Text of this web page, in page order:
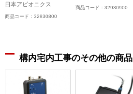
日本アビオニクス
商品コード：32930800
商品コード：32930900
構内宅内工事のその他の商品